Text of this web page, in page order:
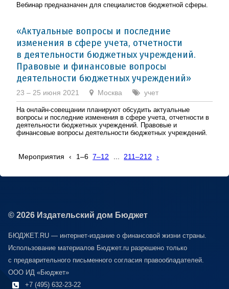
Вебинар предназначен для специалистов бюджетной сферы.
«Актуальные вопросы и последние
изменения в сфере учета, отчетности
в деятельности бюджетных учреждений.
Правовые и финансовые вопросы
деятельности бюджетных учреждений»
23 – 25 июня 2021 Москва учет
На онлайн-совещании планируют обсудить актуальные
вопросы и последние изменения в сфере учета, отчетности в
деятельности бюджетных учреждений. Правовые и
финансовые вопросы деятельности бюджетных учреждений.
Мероприятия ‹ 1–6 7–12 211–212 ›
© 2026 Издательский дом Бюджет
БЮДЖЕТ.RU — интернет-издание о финансовой жизни страны.
Использование материалов Бюджет.ru разрешено только
с предварительного письменного согласия правообладателей.
ООО ИД «Бюджет»
+7 (495) 632-23-22